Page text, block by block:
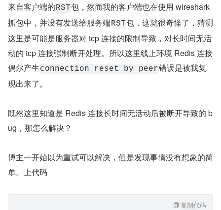
来自客户端的 RST包，然而我的客户端也在使用 wireshark
抓包中，并没有发送给服务端RST包，这就很奇怪了，猜测
这里是可能是服务器对 tcp 连接的限制导致，对长时间无活
动的 tcp 连接强制断开处理。所以这里线上环境 Redis 连接
偶尔产生connection reset by peer错误是被我复
现出来了。
既然这里知道是 Redis 连接长时间无活动后被断开导致的 b
ug，那怎么解决？
博主一开始以为重试可以解决，但是发现事情没有想象的简
单。上代码
复制代码